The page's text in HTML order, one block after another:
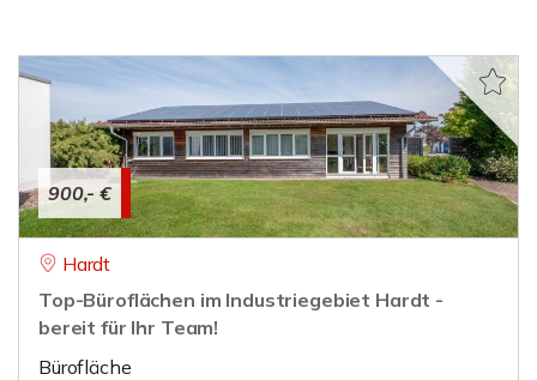
900,- €
Hardt
Top-Büroflächen im Industriegebiet Hardt -
bereit für Ihr Team!
Bürofläche